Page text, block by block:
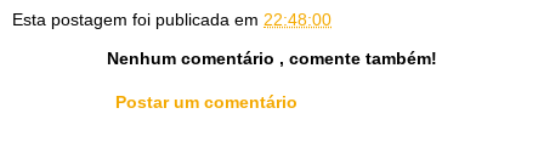
Esta postagem foi publicada em 22:48:00
Nenhum comentário , comente também!
Postar um comentário